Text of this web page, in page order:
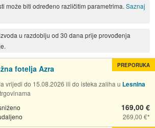
može biti određeno različitim parametrima. Saznaj
u razdoblju od 30 dana prije provođenja
fotelja Azra
vrijedi do 15.08.2026 ili do isteka zaliha u Lesnina
trgovinama
169,00 €
269,00 €
PREPORUKA